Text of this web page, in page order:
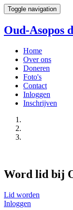
Toggle navigation
Oud-Asopos
Home
Over ons
Doneren
Foto's
Contact
Inloggen
Inschrijven
Word lid bij
Lid worden
Inloggen